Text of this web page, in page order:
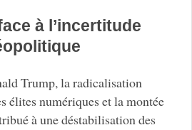
à l’incertitude
Trump, la radicalisation
élites numériques et la montée
à une déstabilisation des